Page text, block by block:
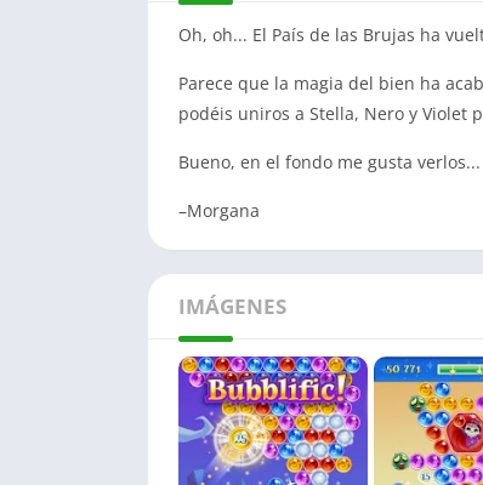
Oh, oh... El País de las Brujas ha
Parece que la magia del bien ha
podéis uniros a Stella, Nero y Violet
Bueno, en el fondo me gusta
–Morgana
IMÁGENES